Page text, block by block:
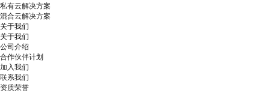
私有云解决方案
混合云解决方案
关于我们
关于我们
公司介绍
合作伙伴计划
加入我们
联系我们
资质荣誉